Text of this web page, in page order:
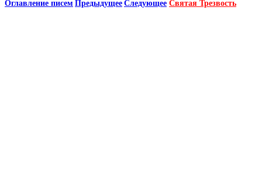
Оглавление писем Предыдущее Следующее Святая Трезвость